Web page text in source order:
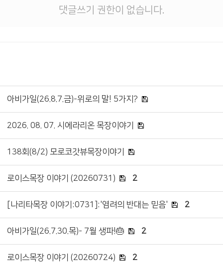
댓글쓰기 권한이 없습니다.
아비가일(26.8.7.금)-위로의 말! 5가지?
2026. 08. 07. 시에라리온 목장이야기
138회(8/2) 모로코갓뷰목장이야기
로이스목장 이야기 (20260731) 2
[나리타목장 이야기:0731]:'염려의 반대는 믿음' 2
아비가일(26.7.30.목)- 7월 생파!🎂 2
로이스목장 이야기 (20260724) 2